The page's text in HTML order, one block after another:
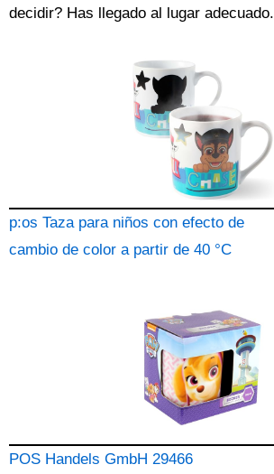
decidir? Has llegado al lugar adecuado.
p:os Taza para niños con efecto de
cambio de color a partir de 40 °C
POS Handels GmbH 29466